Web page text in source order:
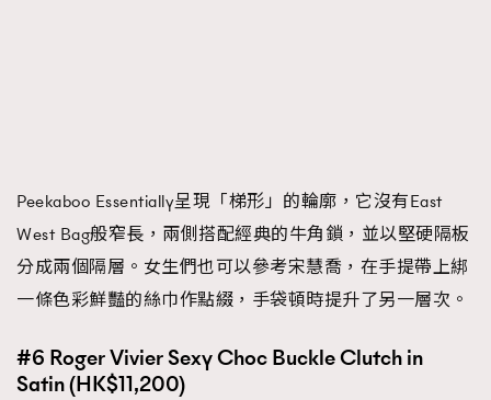
Peekaboo Essentially呈現「梯形」的輪廓，它沒有East
West Bag般窄長，兩側搭配經典的牛角鎖，並以堅硬隔板
分成兩個隔層。女生們也可以參考宋慧喬，在手提帶上綁
一條色彩鮮豔的絲巾作點綴，手袋頓時提升了另一層次。
#6 Roger Vivier Sexy Choc Buckle Clutch in
Satin (HK$11,200)